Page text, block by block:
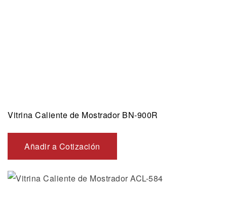
Vitrina Caliente de Mostrador BN-900R
Añadir a Cotización